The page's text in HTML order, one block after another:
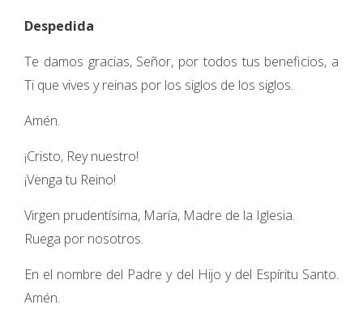
Despedida
Te damos gracias, Señor, por todos tus beneficios, a
Ti que vives y reinas por los siglos de los siglos.
Amén.
¡Cristo, Rey nuestro!
¡Venga tu Reino!
Virgen prudentísima, María, Madre de la Iglesia.
Ruega por nosotros.
En el nombre del Padre y del Hijo y del Espíritu Santo.
Amén.